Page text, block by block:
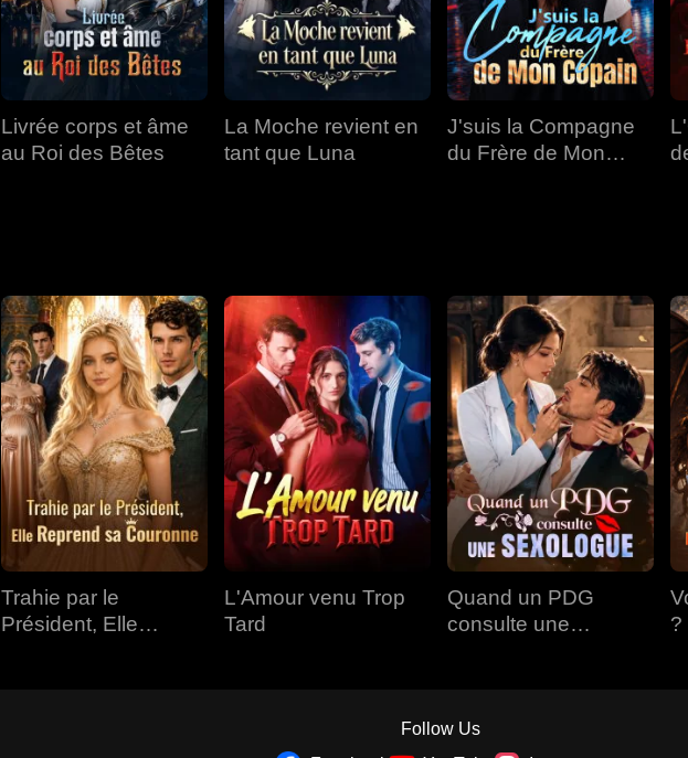
Livrée corps et âme
au Roi des Bêtes
La Moche revient en
tant que Luna
J'suis la Compagne
du Frère de Mon
Trahie par le
Président, Elle
L'Amour venu Trop
Tard
Quand un PDG
consulte une
?
Follow Us